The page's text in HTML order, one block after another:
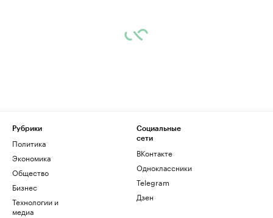
Рубрики
Политика
Экономика
Общество
Бизнес
Технологии и
медиа
Социальные
сети
ВКонтакте
Одноклассники
Telegram
Дзен